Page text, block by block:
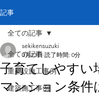
記事
全ての記事
重架設施工事例
建築施工事例
全ての記事
子育てしやすい
マンション条件
sekikensuzuki
3月23日 読了時間: 0分